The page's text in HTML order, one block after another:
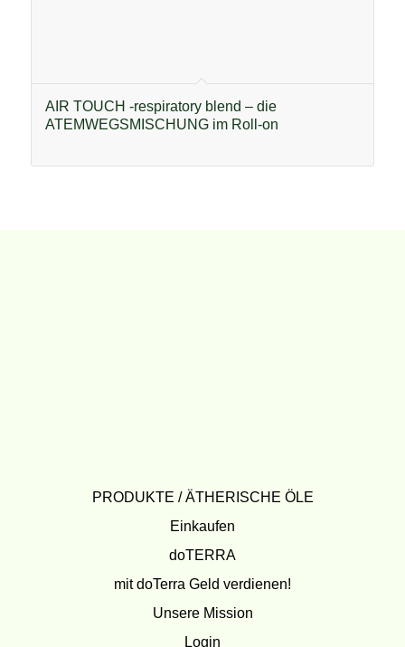
AIR TOUCH -respiratory blend – die
ATEMWEGSMISCHUNG im Roll-on
PRODUKTE / ÄTHERISCHE ÖLE
Einkaufen
doTERRA
mit doTerra Geld verdienen!
Unsere Mission
Login